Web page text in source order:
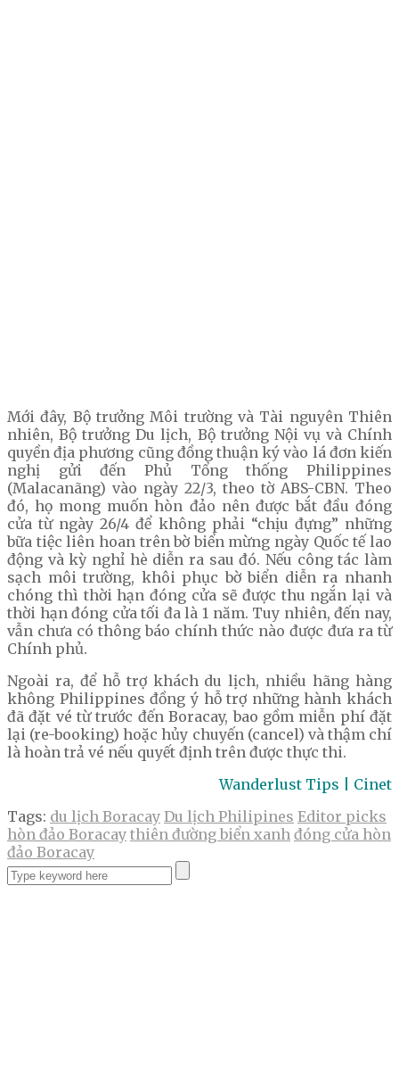
Mới đây, Bộ trưởng Môi trường và Tài nguyên Thiên
nhiên, Bộ trưởng Du lịch, Bộ trưởng Nội vụ và Chính
quyền địa phương cũng đồng thuận ký vào lá đơn kiến
nghị gửi đến Phủ Tổng thống Philippines
(Malacanãng) vào ngày 22/3, theo tờ ABS-CBN. Theo
đó, họ mong muốn hòn đảo nên được bắt đầu đóng
cửa từ ngày 26/4 để không phải “chịu đựng” những
bữa tiệc liên hoan trên bờ biển mừng ngày Quốc tế lao
động và kỳ nghỉ hè diễn ra sau đó. Nếu công tác làm
sạch môi trường, khôi phục bờ biển diễn ra nhanh
chóng thì thời hạn đóng cửa sẽ được thu ngắn lại và
thời hạn đóng cửa tối đa là 1 năm. Tuy nhiên, đến nay,
vẫn chưa có thông báo chính thức nào được đưa ra từ
Chính phủ.
Ngoài ra, để hỗ trợ khách du lịch, nhiều hãng hàng
không Philippines đồng ý hỗ trợ những hành khách
đã đặt vé từ trước đến Boracay, bao gồm miễn phí đặt
lại (re-booking) hoặc hủy chuyến (cancel) và thậm chí
là hoàn trả vé nếu quyết định trên được thực thi.
Wanderlust Tips | Cinet
Tags: du lịch Boracay Du lịch Philipines Editor picks
hòn đảo Boracay thiên đường biển xanh đóng cửa hòn
đảo Boracay